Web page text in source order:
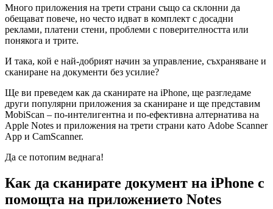
Много приложения на трети страни също са склонни да
обещават повече, но често идват в комплект с досадни
реклами, платени стени, проблеми с поверителността или
понякога и трите.
И така, кой е най-добрият начин за управление, съхраняване и
сканиране на документи без усилие?
Ще ви преведем как да сканирате на iPhone, ще разгледаме
други популярни приложения за сканиране и ще представим
MobiScan – по-интелигентна и по-ефективна алтернатива на
Apple Notes и приложения на трети страни като Adobe Scanner
App и CamScanner.
Да се ​​потопим веднага!
Как да сканирате документ на iPhone с
помощта на приложението Notes